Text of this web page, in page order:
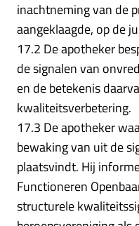
inachtneming van de
aangeklaagde, op de
17.2 De apotheker
de signalen van
en de betekenis
kwaliteitsverbetering.
17.3 De apotheker
bewaking van uit de
plaatsvindt. Hij
Functioneren
structurele